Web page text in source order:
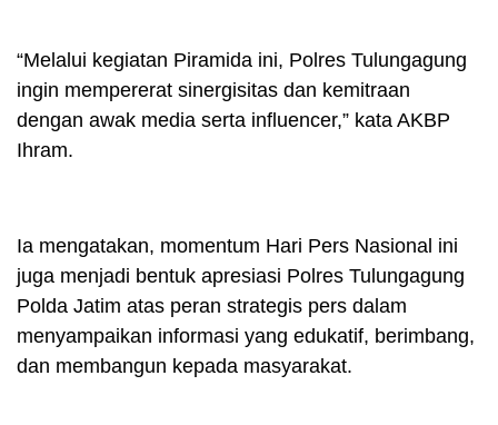
“Melalui kegiatan Piramida ini, Polres Tulungagung
ingin mempererat sinergisitas dan kemitraan
dengan awak media serta influencer,” kata AKBP
Ihram.
Ia mengatakan, momentum Hari Pers Nasional ini
juga menjadi bentuk apresiasi Polres Tulungagung
Polda Jatim atas peran strategis pers dalam
menyampaikan informasi yang edukatif, berimbang,
dan membangun kepada masyarakat.